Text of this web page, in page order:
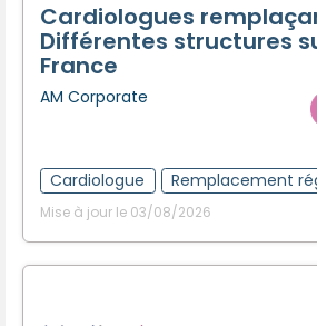
Cardiologues
Différentes structures
France
AM Corporate
Cardiologue Remplacement
Mise à jour le 03/08/2026